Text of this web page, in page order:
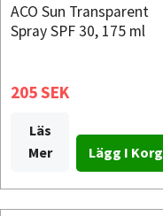
ACO Sun Transparent
Spray SPF 30, 175 ml
205 SEK
Läs
Mer